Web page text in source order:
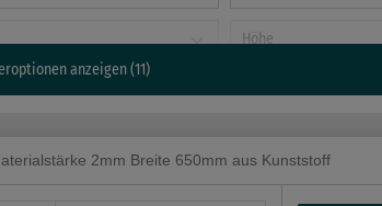
Höhe
anzeigen (11)
2mm Breite 650mm aus Kunststoff